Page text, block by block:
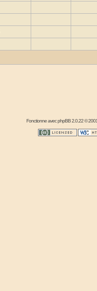
Fonctionne avecphpBB2.0.22 ©